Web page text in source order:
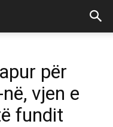
për
vjen e
fundit